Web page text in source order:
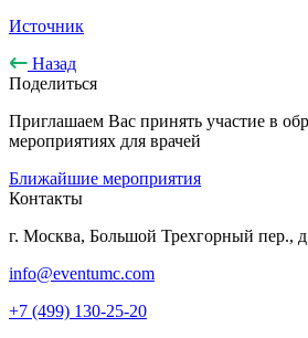
Источник
Назад
Поделиться
Приглашаем Вас принять участие в
мероприятиях для врачей
Ближайшие мероприятия
Контакты
г. Москва, Большой Трехгорный пер.,
info@eventumc.com
+7 (499) 130-25-20